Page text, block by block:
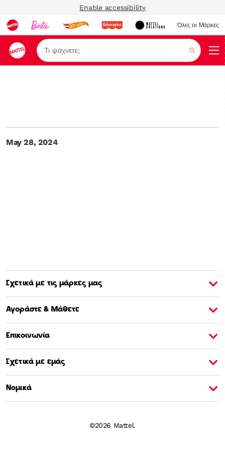
Enable accessibility
Όλες οι Μάρκες
May 28, 2024
Σχετικά με τις μάρκες μας
Αγοράστε & Μάθετε
Επικοινωνία
Σχετικά με εμάς
Νομικά
©2026 Mattel.